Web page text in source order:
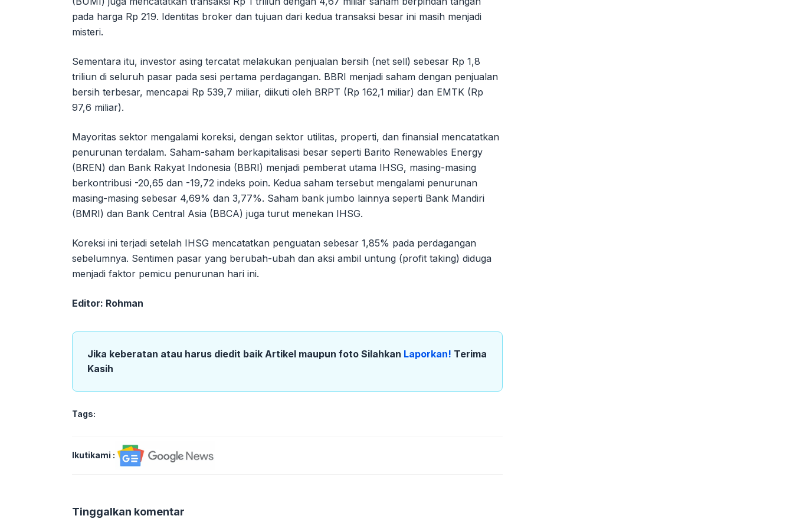
pada harga Rp 219. Identitas broker dan tujuan dari kedua transaksi besar ini masih menjadi
misteri.
Sementara itu, investor asing tercatat melakukan penjualan bersih (net sell) sebesar Rp 1,8
triliun di seluruh pasar pada sesi pertama perdagangan. BBRI menjadi saham dengan penjualan
bersih terbesar, mencapai Rp 539,7 miliar, diikuti oleh BRPT (Rp 162,1 miliar) dan EMTK (Rp
97,6 miliar).
Mayoritas sektor mengalami koreksi, dengan sektor utilitas, properti, dan finansial mencatatkan
penurunan terdalam. Saham-saham berkapitalisasi besar seperti Barito Renewables Energy
(BREN) dan Bank Rakyat Indonesia (BBRI) menjadi pemberat utama IHSG, masing-masing
berkontribusi -20,65 dan -19,72 indeks poin. Kedua saham tersebut mengalami penurunan
masing-masing sebesar 4,69% dan 3,77%. Saham bank jumbo lainnya seperti Bank Mandiri
(BMRI) dan Bank Central Asia (BBCA) juga turut menekan IHSG.
Koreksi ini terjadi setelah IHSG mencatatkan penguatan sebesar 1,85% pada perdagangan
sebelumnya. Sentimen pasar yang berubah-ubah dan aksi ambil untung (profit taking) diduga
menjadi faktor pemicu penurunan hari ini.
Editor: Rohman
Jika keberatan atau harus diedit baik Artikel maupun foto Silahkan Laporkan! Terima
Kasih
Tags:
Ikutikami :
Tinggalkan komentar